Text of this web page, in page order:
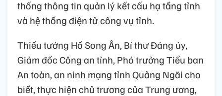
thống thông tin quản lý kết cấu hạ tầng tỉnh
và hệ thống điện tử công vụ tỉnh.
Thiếu tướng Hồ Song Ân, Bí thư Đảng ủy,
Giám đốc Công an tỉnh, Phó trưởng Tiểu ban
An toàn, an ninh mạng tỉnh Quảng Ngãi cho
biết, thực hiện chủ trương của Trung ương,